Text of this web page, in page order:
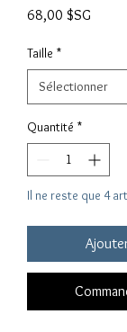
68,00 $SG
Taille *
Quantité *
Il ne reste que 4